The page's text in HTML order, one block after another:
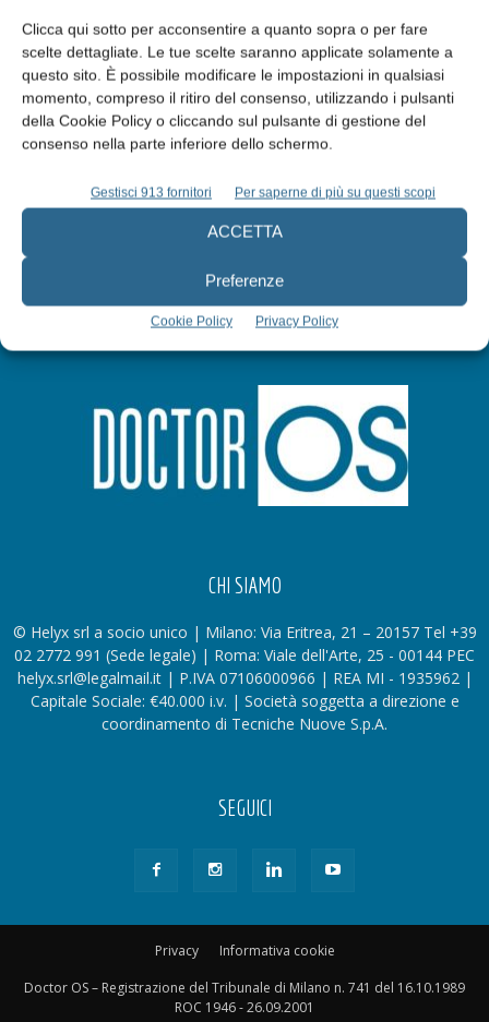
Clicca qui sotto per acconsentire a quanto sopra o per fare
scelte dettagliate. Le tue scelte saranno applicate solamente a
questo sito. È possibile modificare le impostazioni in qualsiasi
momento, compreso il ritiro del consenso, utilizzando i pulsanti
della Cookie Policy o cliccando sul pulsante di gestione del
consenso nella parte inferiore dello schermo.
Gestisci 913 fornitori Per saperne di più su questi scopi
ACCETTA
Preferenze
Cookie Policy Privacy Policy
Edicola web
Abbonati
Iscriviti alla newsletter
CHI SIAMO
© Helyx srl a socio unico | Milano: Via Eritrea, 21 – 20157 Tel +39
02 2772 991 (Sede legale) | Roma: Viale dell'Arte, 25 - 00144 PEC
helyx.srl@legalmail.it | P.IVA 07106000966 | REA MI - 1935962 |
Capitale Sociale: €40.000 i.v. | Società soggetta a direzione e
coordinamento di Tecniche Nuove S.p.A.
SEGUICI
Privacy
Informativa cookie
Doctor OS – Registrazione del Tribunale di Milano n. 741 del 16.10.1989
ROC 1946 - 26.09.2001